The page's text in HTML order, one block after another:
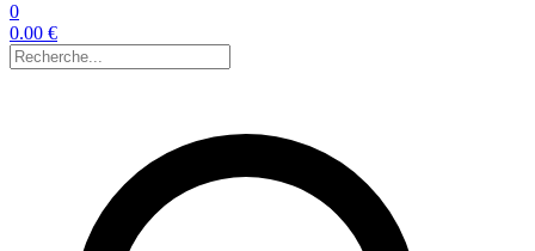
0
0.00 €